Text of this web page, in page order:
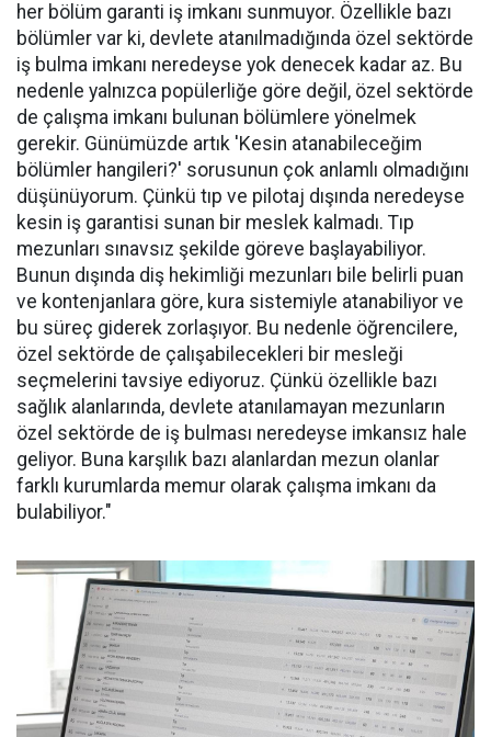
her bölüm garanti iş imkanı sunmuyor. Özellikle bazı
bölümler var ki, devlete atanılmadığında özel sektörde
iş bulma imkanı neredeyse yok denecek kadar az. Bu
nedenle yalnızca popülerliğe göre değil, özel sektörde
de çalışma imkanı bulunan bölümlere yönelmek
gerekir. Günümüzde artık 'Kesin atanabileceğim
bölümler hangileri?' sorusunun çok anlamlı olmadığını
düşünüyorum. Çünkü tıp ve pilotaj dışında neredeyse
kesin iş garantisi sunan bir meslek kalmadı. Tıp
mezunları sınavsız şekilde göreve başlayabiliyor.
Bunun dışında diş hekimliği mezunları bile belirli puan
ve kontenjanlara göre, kura sistemiyle atanabiliyor ve
bu süreç giderek zorlaşıyor. Bu nedenle öğrencilere,
özel sektörde de çalışabilecekleri bir mesleği
seçmelerini tavsiye ediyoruz. Çünkü özellikle bazı
sağlık alanlarında, devlete atanılamayan mezunların
özel sektörde de iş bulması neredeyse imkansız hale
geliyor. Buna karşılık bazı alanlardan mezun olanlar
farklı kurumlarda memur olarak çalışma imkanı da
bulabiliyor."